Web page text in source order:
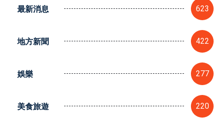
最新消息 623
地方新聞 422
娛樂 277
美食旅遊 220